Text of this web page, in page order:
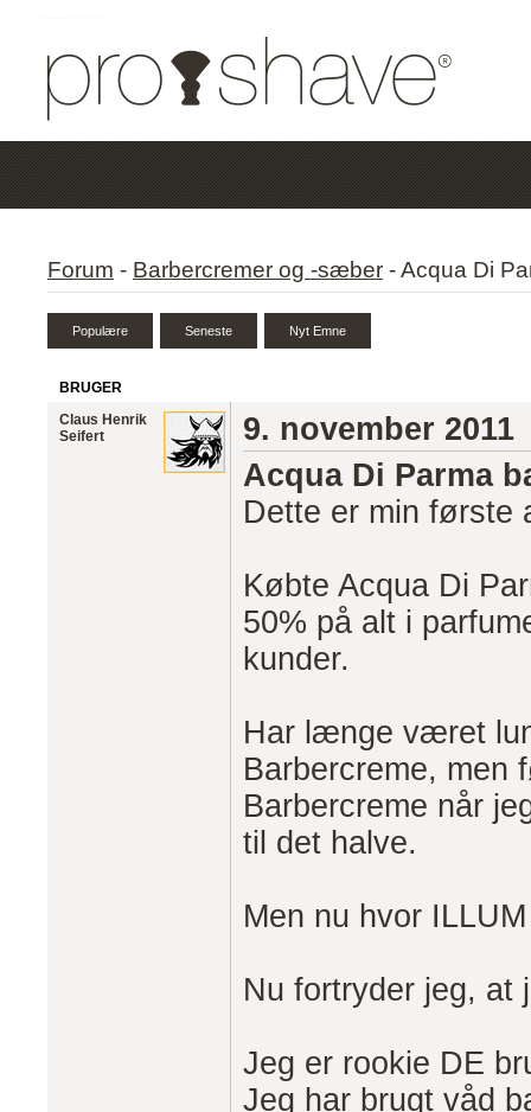
Forum - Barbercremer og -sæber -Acqua Di
BRUGER
Claus Henrik
Seifert
9. november 2011
Acqua Di Parma
Dette er min første
Købte Acqua Di
50% på alt i
kunder.
Har længe været
Barbercreme, men
Barbercreme når
til det halve.
Men nu hvor
Nu fortryder jeg,
Jeg er rookie DE
Jeg har brugt våd